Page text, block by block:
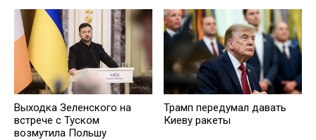
Выходка Зеленского на
встрече с Туском
возмутила Польшу
Трамп передумал давать
Киеву ракеты